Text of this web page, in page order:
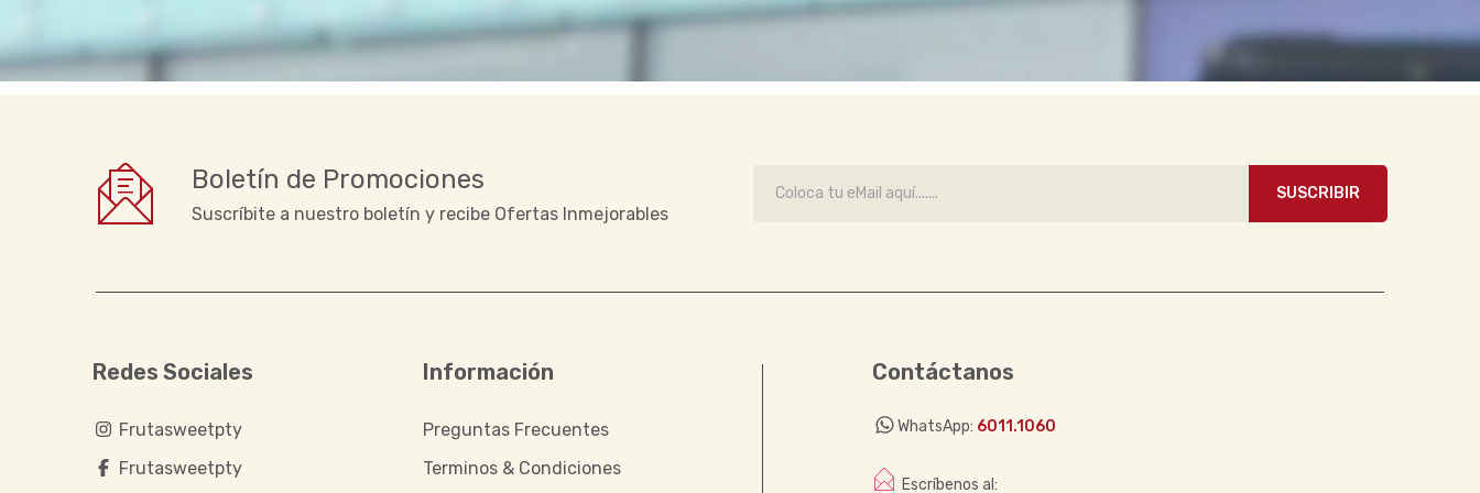
Boletín de Promociones
Suscríbite a nuestro boletín y recibe Ofertas Inmejorables
SUSCRIBIR
Redes Sociales
Frutasweetpty
Frutasweetpty
Información
Preguntas Frecuentes
Terminos & Condiciones
Contáctanos
WhatsApp: 6011.1060
Escríbenos al: